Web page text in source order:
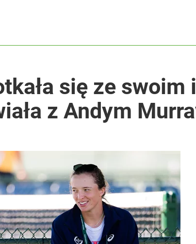
się ze swoim
z Andym